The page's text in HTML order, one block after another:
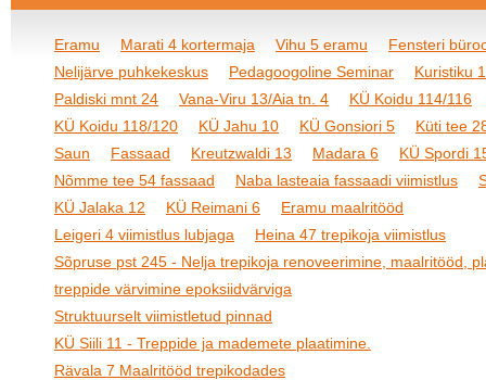
Eramu Marati 4 kortermaja Vihu 5 eramu
Fensteri
Nelijärve puhkekeskus
Pedagoogoline Seminar
Kuristiku
Paldiski mnt 24
Vana-Viru 13/Aia tn. 4
KÜ Koidu 114/116
KÜ Koidu 118/120
KÜ Jahu 10 KÜ Gonsiori 5
Küti tee
Saun
Fassaad Kreutzwaldi 13 Madara 6
KÜ Spordi
Nõmme tee 54 fassaad
Naba lasteaia fassaadi viimistlus
KÜ Jalaka 12
KÜ Reimani 6
Eramu maalritööd
Leigeri 4 viimistlus lubjaga
Heina 47 trepikoja viimistlus
Sõpruse pst 245 - Nelja trepikoja renoveerimine, maalritööd,
treppide värvimine epoksiidvärviga
Struktuurselt viimistletud pinnad
KÜ Siili 11 - Treppide ja mademete plaatimine.
Rävala 7 Maalritööd trepikodades